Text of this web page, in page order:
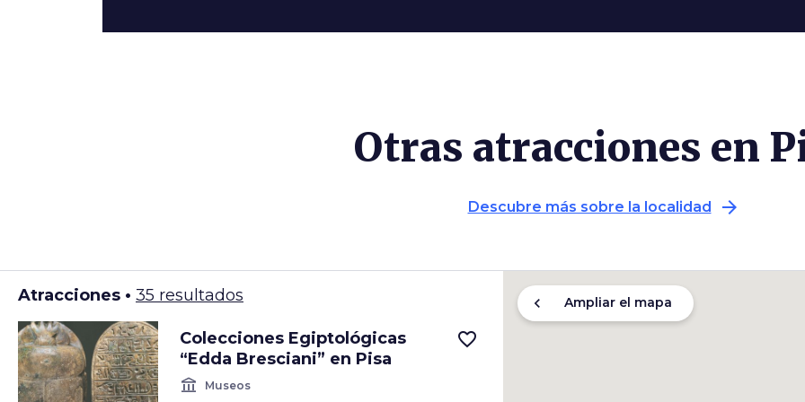
Otras atracciones en
Descubre más sobre la localidad arrow_forward
Atracciones • 35 resultados
Colecciones Egiptológicas
“Edda Bresciani” en Pisa
account_balance Museos
favorite_border
chevron_left Ampliar el mapa